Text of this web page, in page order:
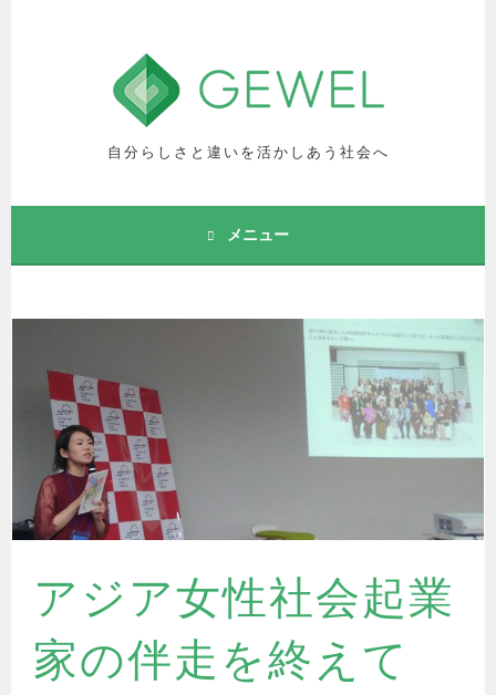
自分らしさと違いを活かしあう社会へ
メニュー
アジア女性社会起業
家の伴走を終えて